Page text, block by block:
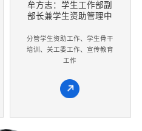
牟方志：学生工作部副
部长兼学生资助管理中
分管学生资助工作、学生骨干
培训、关工委工作、宣传教育
工作